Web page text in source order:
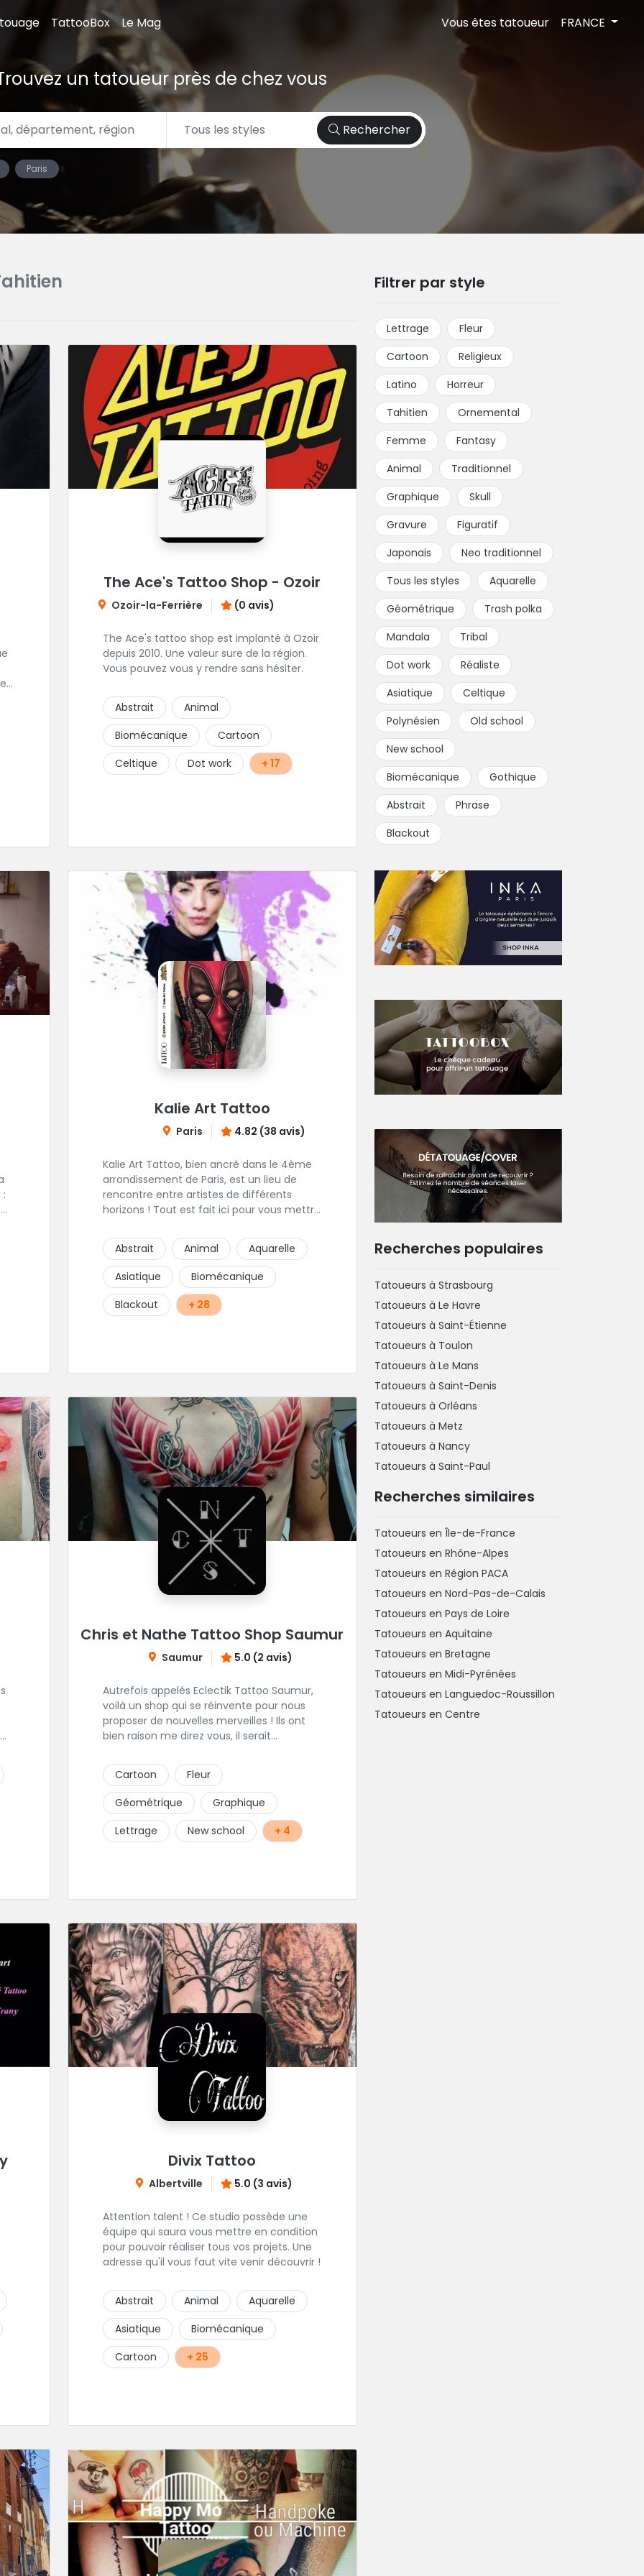
TattooBox Le Mag Vous êtes tatoueur FRANCE
un tatoueur près de chez vous
Rechercher
Paris
The Ace's Tattoo Shop - Ozoir
Ozoir-la-Ferrière (0 avis)
The Ace's tattoo shop est implanté à Ozoir
depuis 2010. Une valeur sure de la région.
Vous pouvez vous y rendre sans hésiter.
Abstrait
Animal
Biomécanique
Cartoon
Celtique
Dot work + 17
Kalie Art Tattoo
Paris 4.82 (38 avis)
Kalie Art Tattoo, bien ancré dans le 4ème
arrondissement de Paris, est un lieu de
rencontre entre artistes de différents
horizons ! Tout est fait ici pour vous mettre
projet.
Abstrait Animal
Aquarelle
Asiatique
Biomécanique
Blackout
+ 28
Chris et Nathe Tattoo Shop Saumur
Saumur 5.0 (2 avis)
Autrefois appelés Eclectik Tattoo Saumur,
voilà un shop qui se réinvente pour nous
proposer de nouvelles merveilles ! Ils ont
bien raison me direz vous, il serait
talent pour les gribouillages épiderminques.
Ici, place au projet perso, ils savent presque
tout faire et vous offrons un
accompagnement propice à sublimer vos
idées. En plein centre de la ville, cadre et
ambiance génial, hygiène impeccable,
Cartoon
Fleur
Géométrique
Graphique
Lettrage
New school + 4
Divix Tattoo
Albertville 5.0 (3 avis)
Attention talent ! Ce studio possède une
équipe qui saura vous mettre en condition
pour pouvoir réaliser tous vos projets. Une
adresse qu'il vous faut vite venir découvrir !
Abstrait Animal
Aquarelle
Asiatique
Biomécanique
Cartoon
+ 25
Filtrer par style
Lettrage
Fleur
Cartoon
Religieux
Latino
Horreur
Tahitien
Ornemental
Femme
Fantasy
Animal
Traditionnel
Graphique
Skull
Gravure
Figuratif
Japonais
Neo traditionnel
Tous les styles
Aquarelle
Géométrique
Trash polka
Mandala
Tribal
Dot work
Réaliste
Asiatique
Celtique
Polynésien
Old school
New school
Biomécanique
Gothique
Abstrait
Phrase
Blackout
Recherches populaires
Tatoueurs à Strasbourg
Tatoueurs à Le Havre
Tatoueurs à Saint-Étienne
Tatoueurs à Toulon
Tatoueurs à Le Mans
Tatoueurs à Saint-Denis
Tatoueurs à Orléans
Tatoueurs à Metz
Tatoueurs à Nancy
Tatoueurs à Saint-Paul
Recherches similaires
Tatoueurs en Île-de-France
Tatoueurs en Rhône-Alpes
Tatoueurs en Région PACA
Tatoueurs en Nord-Pas-de-Calais
Tatoueurs en Pays de Loire
Tatoueurs en Aquitaine
Tatoueurs en Bretagne
Tatoueurs en Midi-Pyrénées
Tatoueurs en Languedoc-Roussillon
Tatoueurs en Centre